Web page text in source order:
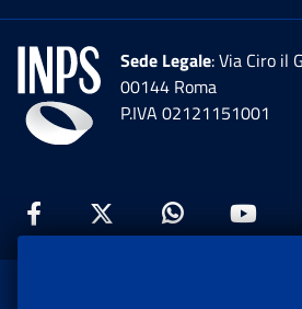
Sede Legale: Via Ciro il
00144 Roma
P.IVA 02121151001
Facebook: Apre una
Twitter: Apre
Whatsapp: